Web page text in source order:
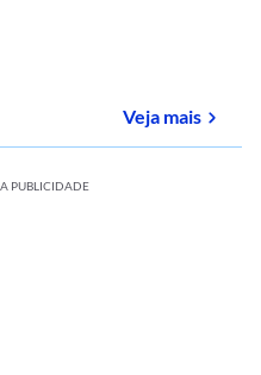
Veja maissobre
PUBLICIDADE